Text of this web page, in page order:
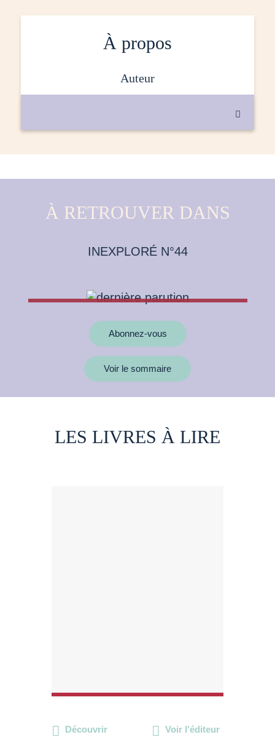
À propos
auteur

À RETROUVER DANS
INEXPLORÉ N°44
Abonnez-vous
Voir le sommaire
LES LIVRES À LIRE
Découvrir Voir l'éditeur